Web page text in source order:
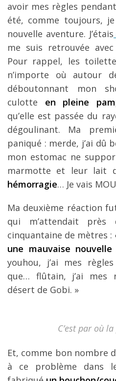
avoir mes règles
été, comme toujours,
nouvelle aventure. J’étais
me suis retrouvée
Pour rappel, les
n’importe où autour
déboutonnant mon
culotte en pleine
qu’elle est passée du
dégoulinant. Ma
paniqué : merde, j’ai dû
mon estomac ne
marmotte et leur lait
hémorragie… Je vais
Ma deuxième réaction
qui m’attendait près
cinquantaine de mètres :
une mauvaise nouvelle
youhou, j’ai mes
que… flûtain, j’ai mes
désert de Gobi. »
C’est par où
Et, comme bon nombre
à ce problème dans